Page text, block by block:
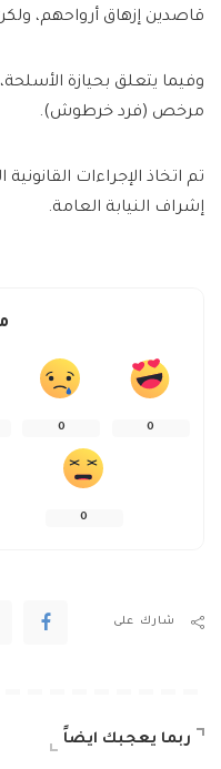
قاصدين إزهاق أرواحهم،
وفيما يتعلق بحيازة
مرخص (فرد خرطوش).
تم اتخاذ الإجراءات
إشراف النيابة العامة.
0
0
0
شارك على
ربما يعجبك ايضاً